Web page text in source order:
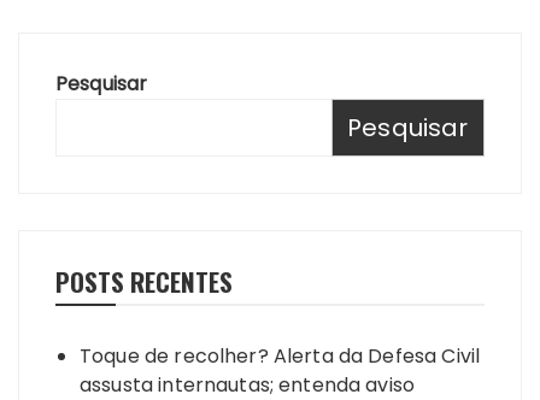
Pesquisar
Pesquisar
POSTS RECENTES
Toque de recolher? Alerta da Defesa Civil
assusta internautas; entenda aviso